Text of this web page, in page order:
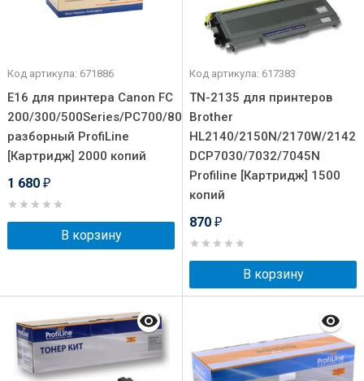
Код артикула: 671886
E16 для принтера Canon FC
200/300/500Series/PC700/800/900Series
разборный ProfiLine
[Картридж] 2000 копий
1 680 ₽
В корзину
Код артикула: 617383
TN-2135 для принтеров
Brother
HL2140/2150N/2170W/2142
DCP7030/7032/7045N
Profiline [Картридж] 1500
копий
870 ₽
В корзину